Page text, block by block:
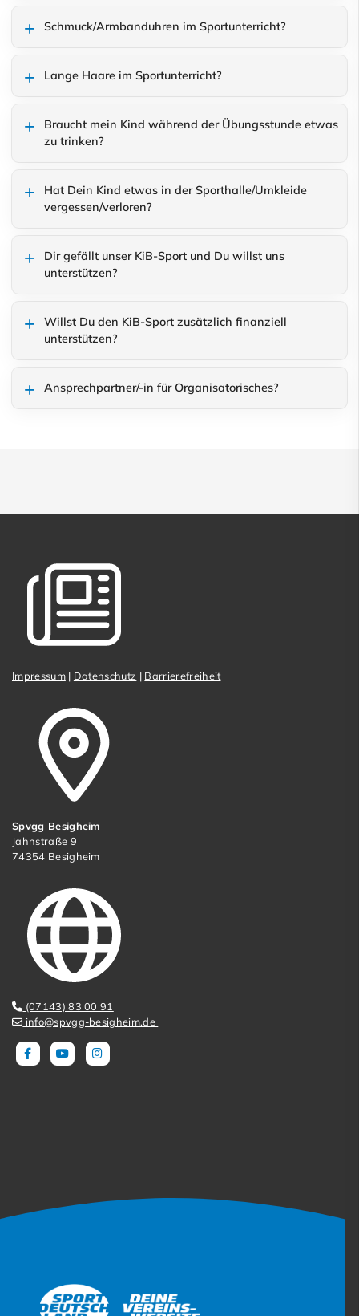
Schmuck/Armbanduhren im Sportunterricht?
Lange Haare im Sportunterricht?
Braucht mein Kind während der Übungsstunde etwas
zu trinken?
Hat Dein Kind etwas in der Sporthalle/Umkleide
vergessen/verloren?
Dir gefällt unser KiB-Sport und Du willst uns
unterstützen?
Willst Du den KiB-Sport zusätzlich finanziell
unterstützen?
Ansprechpartner/-in für Organisatorisches?
Impressum| Datenschutz | Barrierefreiheit
Spvgg Besigheim
Jahnstraße 9
74354 Besigheim
(07143) 83 00 91
info@spvgg-besigheim.de